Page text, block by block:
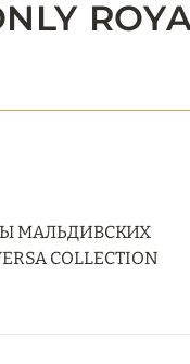
МАЛЬДИВСКИХ
COLLECTION